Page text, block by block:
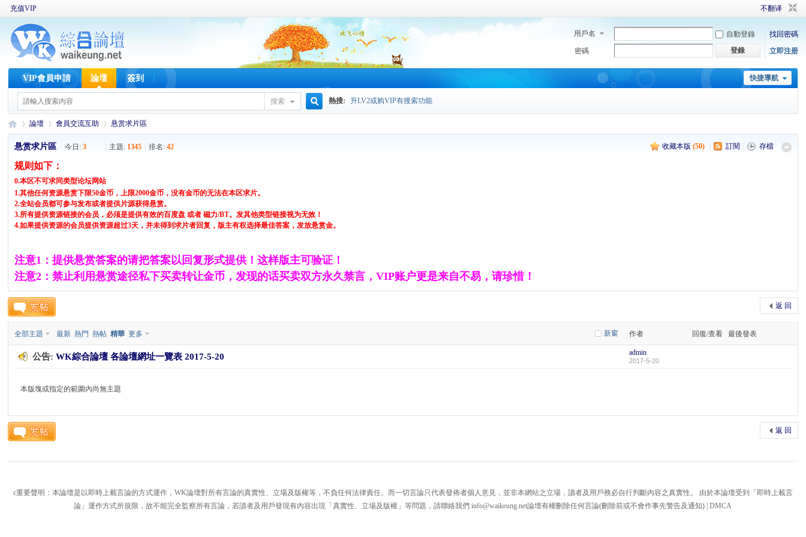
充值VIP 不翻译
用戶名 自動登錄
找回密碼
密碼
登錄 立即注册
快捷導航
VIP會員申請 論壇 簽到
搜索 熱搜: 升LV2或购VIP有搜索功能
綜
論壇 會員交流互助 悬赏求片區
收藏本版 (50) 訂閱 存檔
悬赏求片區 今日:3 主題: 1345 排名:42
规则如下：
0.本区不可求同类型论坛网站
1.其他任何资源悬赏下限50金币，上限2000金币，没有金币的无法在本区求片。
2.全站会员都可参与发布或者提供片源获得悬赏。
3.所有提供资源链接的会员，必须是提供有效的百度盘 或者 磁力/BT。发其他类型链接视为无效！
4.如果提供资源的会员提供资源超过3天，并未得到求片者回复，版主有权选择最佳答案，发放悬赏金。
注意1：提供悬赏答案的请把答案以回复形式提供！这样版主可验证！
注意2：禁止利用悬赏途径私下买卖转让金币，发现的话买卖双方永久禁言，VIP账户更是来自不易，请珍惜！
返 回
新窗
全部主題 最新 熱門 熱帖 精華 更多 作者 回復/查看 最後發表
公告:WK綜合論壇 各論壇網址一覽表 2017-5-20 admin
2017-5-20
本版塊或指定的範圍內尚無主題
返 回
c重要聲明：本論壇是以即時上載言論的方式運作，WK論壇對所有言論的真實性、立場及版權等，不負任何法律責任。而一切言論只代表發佈者個人意見，並非本網站之立場，讀者及用戶務必自行判斷內容之真實性。 由於本論壇受到「即時上載言
論」運作方式所規限，故不能完全監察所有言論，若讀者及用戶發現有內容出現「真實性、立場及版權」等問題，請聯絡我們:info@waikeung.net論壇有權刪除任何言論(刪除前或不會作事先警告及通知) |DMCA